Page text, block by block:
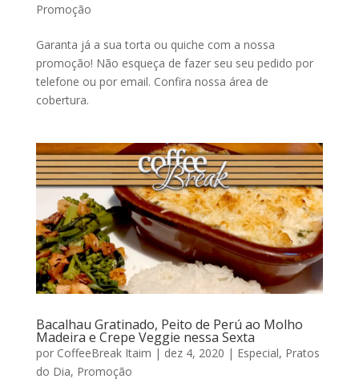
Promoção
Garanta já a sua torta ou quiche com a nossa
promoção! Não esqueça de fazer seu seu pedido por
telefone ou por email. Confira nossa área de
cobertura.
Bacalhau Gratinado, Peito de Perú ao Molho
Madeira e Crepe Veggie nessa Sexta
por CoffeeBreak Itaim | dez 4, 2020 | Especial, Pratos
do Dia, Promoção